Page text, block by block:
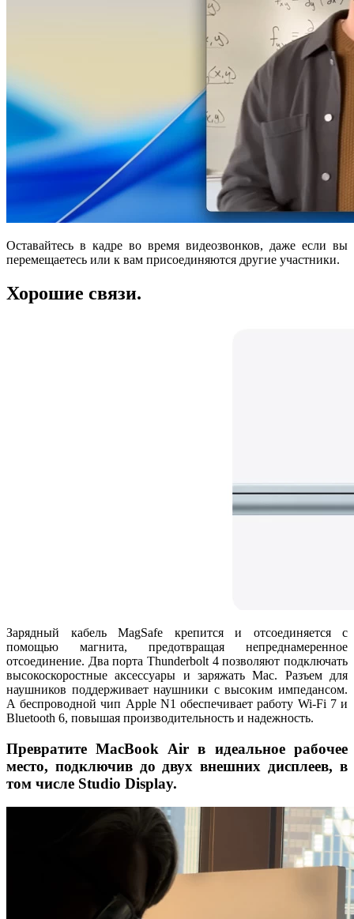
Оставайтесь в кадре во время видеозвонков, даже если вы
перемещаетесь или к вам присоединяются другие участники.
Хорошие связи.
Зарядный кабель MagSafe крепится и отсоединяется с
помощью магнита, предотвращая непреднамеренное
отсоединение. Два порта Thunderbolt 4 позволяют подключать
высокоскоростные аксессуары и заряжать Mac. Разъем для
наушников поддерживает наушники с высоким импедансом.
А беспроводной чип Apple N1 обеспечивает работу Wi-Fi 7 и
Bluetooth 6, повышая производительность и надежность.
Превратите MacBook Air в идеальное рабочее
место, подключив до двух внешних дисплеев, в
том числе Studio Display.